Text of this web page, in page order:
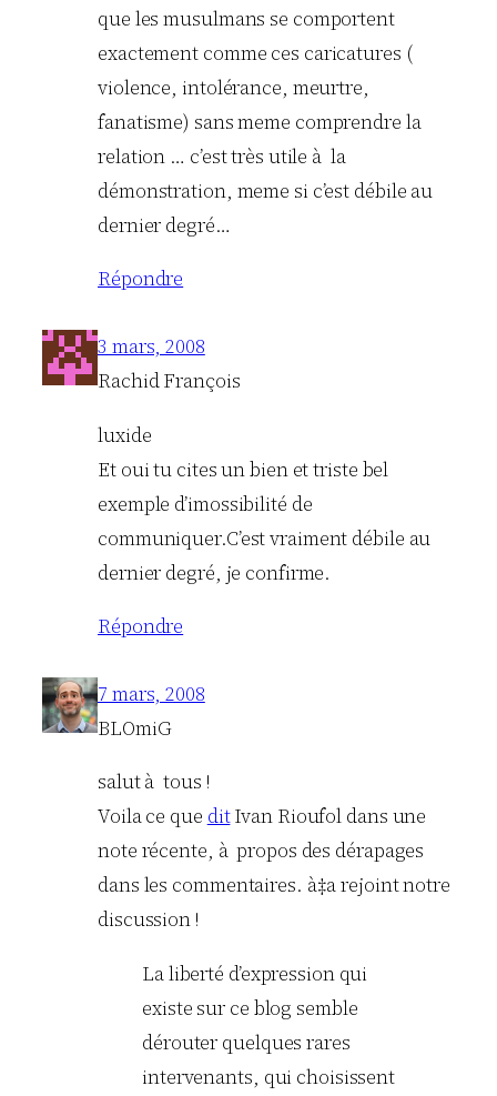
que les musulmans se comportent
exactement comme ces caricatures (
violence, intolérance, meurtre,
fanatisme) sans meme comprendre la
relation … c’est très utile à la
démonstration, meme si c’est débile au
dernier degré…
Répondre
3 mars, 2008
Rachid François
luxide
Et oui tu cites un bien et triste bel
exemple d’imossibilité de
communiquer.C’est vraiment débile au
dernier degré, je confirme.
Répondre
7 mars, 2008
BLOmiG
salut à tous !
Voila ce que ditIvan Rioufol dans une
note récente, à propos des dérapages
dans les commentaires. à‡a rejoint notre
discussion !
La liberté d’expression qui
existe sur ce blog semble
dérouter quelques rares
intervenants, qui choisissent